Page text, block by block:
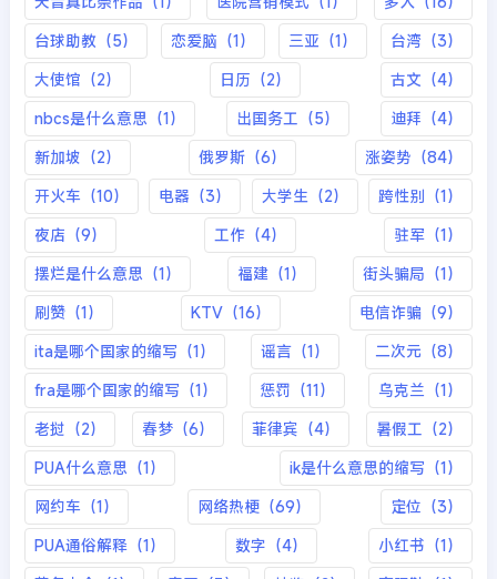
台球助教（5）
恋爱脑（1） 三亚（1）
台湾（3）
大使馆（2）
日历（2）
古文（4）
nbcs是什么意思（1）
出国务工（5）
迪拜（4）
新加坡（2）
俄罗斯（6）
涨姿势（84）
开火车（10）
电器（3） 大学生（2）
跨性别（1）
夜店（9）
工作（4）
驻军（1）
摆烂是什么意思（1）
福建（1）
街头骗局（1）
刷赞（1）
KTV（16）
电信诈骗（9）
ita是哪个国家的缩写（1）
谣言（1）
二次元（8）
fra是哪个国家的缩写（1）
惩罚（11）
乌克兰（1）
老挝（2）
春梦（6） 菲律宾（4）
暑假工（2）
PUA什么意思（1）
ik是什么意思的缩写（1）
网约车（1）
网络热梗（69）
定位（3）
PUA通俗解释（1）
数字（4）
小红书（1）